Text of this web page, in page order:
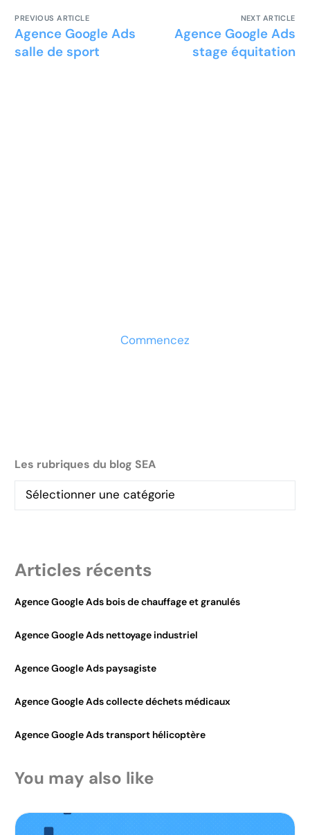
PREVIOUS ARTICLE
Agence Google Ads
salle de sport
NEXT ARTICLE
Agence Google Ads
stage équitation
Commencez
Les rubriques du blog SEA
Articles récents
Agence Google Ads bois de chauffage et granulés
Agence Google Ads nettoyage industriel
Agence Google Ads paysagiste
Agence Google Ads collecte déchets médicaux
Agence Google Ads transport hélicoptère
You may also like